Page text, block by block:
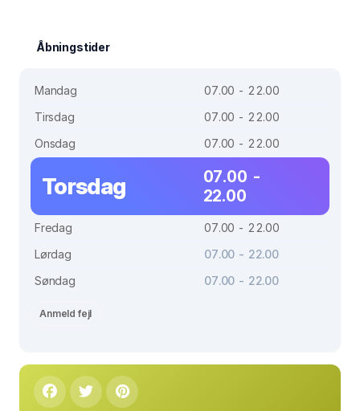
Åbningstider
Mandag
07.00 - 22.00
Tirsdag
07.00 - 22.00
Onsdag
07.00 - 22.00
Torsdag
07.00 -
22.00
Fredag
07.00 - 22.00
Lørdag
07.00 - 22.00
Søndag
07.00 - 22.00
Anmeld fejl